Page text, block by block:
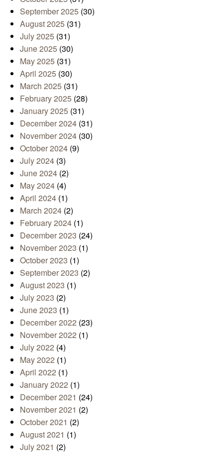
September 2025 (30)
August 2025 (31)
July 2025 (31)
June 2025 (30)
May 2025 (31)
April 2025 (30)
March 2025 (31)
February 2025 (28)
January 2025 (31)
December 2024 (31)
November 2024 (30)
October 2024 (9)
July 2024 (3)
June 2024 (2)
May 2024 (4)
April 2024 (1)
March 2024 (2)
February 2024 (1)
December 2023 (24)
November 2023 (1)
October 2023 (1)
September 2023 (2)
August 2023 (1)
July 2023 (2)
June 2023 (1)
December 2022 (23)
November 2022 (1)
July 2022 (4)
May 2022 (1)
April 2022 (1)
January 2022 (1)
December 2021 (24)
November 2021 (2)
October 2021 (2)
August 2021 (1)
July 2021 (2)